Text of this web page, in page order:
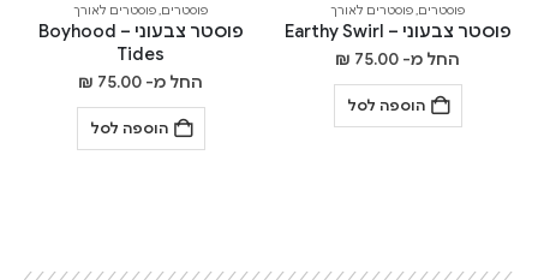
פוסטרים,פוסטרים לאורך
פוסטר צבעוני – Earthy Swirl
החל מ- ₪ 75.00
הוספה לסל
פוסטרים,פוסטרים לאורך
פוסטר צבעוני – Boyhood
Tides
החל מ- ₪ 75.00
הוספה לסל